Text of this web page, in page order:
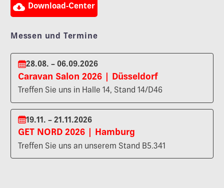
 Download-Center
Messen und Termine
28.08. – 06.09.2026
Caravan Salon 2026 | Düsseldorf
Treffen Sie uns in Halle 14, Stand 14/D46
19.11. – 21.11.2026
GET NORD 2026 | Hamburg
Treffen Sie uns an unserem Stand B5.341